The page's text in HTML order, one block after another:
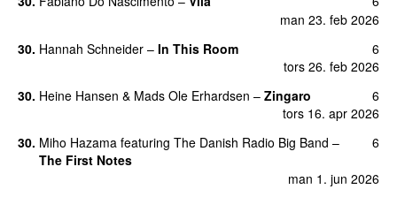
man 23. feb 2026
30. Hannah Schneider – In This Room
tors 26. feb 2026
6
30. Heine Hansen & Mads Ole Erhardsen – Zingaro
tors 16. apr 2026
6
30. Miho Hazama featuring The Danish Radio Big Band –
The First Notes
man 1. jun 2026
6